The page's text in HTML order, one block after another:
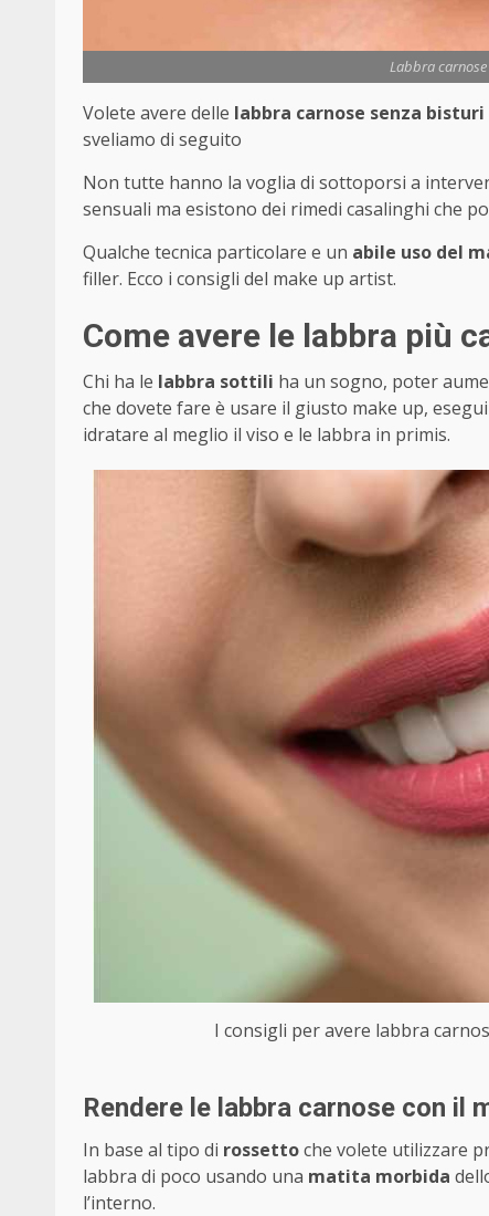
Labbra
Volete avere delle labbra carnose senza bisturi
sveliamo di seguito
Non tutte hanno la voglia di sottoporsi a
sensuali ma esistono dei rimedi casalinghi che
Qualche tecnica particolare e un abile uso del
filler. Ecco i consigli del make up artist.
Come avere le labbra più
Chi ha le labbra sottili ha un sogno, poter
che dovete fare è usare il giusto make up,
idratare al meglio il viso e le labbra in primis.
I consigli per avere labbra
Rendere le labbra carnose con il
In base al tipo di rossettoche volete utilizzare
labbra di poco usando una matita morbida
l’interno.